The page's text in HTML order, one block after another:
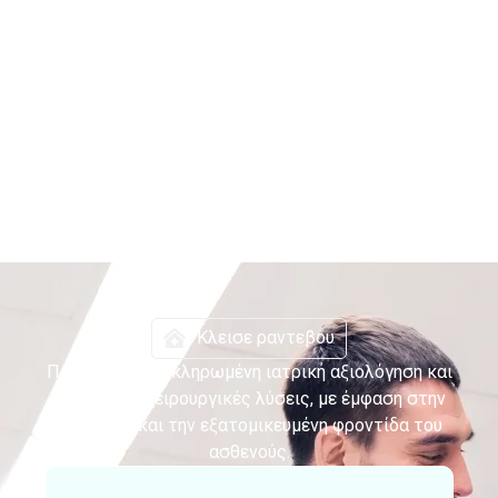
Κλεισε ραντεβου
Παρέχουμε ολοκληρωμένη ιατρική αξιολόγηση και
σύγχρονες χειρουργικές λύσεις, με έμφαση στην
ασφάλεια και την εξατομικευμένη φροντίδα του
ασθενούς.